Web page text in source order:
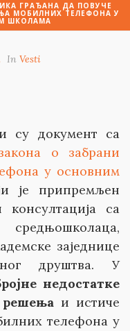
ГРАЂАНА ДА ПОВУЧЕ
МОБИЛНИХ ТЕЛЕФОНА У
ШКОЛАМА
In Vesti
су документ са
о забрани
у основним
је припремљен
са
заједнице
друштва. У
недостатке
решењаи истиче
телефона у